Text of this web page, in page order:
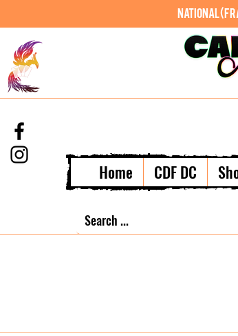
National
Home CDF DC